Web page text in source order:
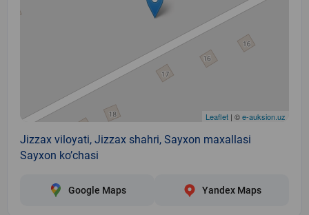
Leaflet | ©e-auksion.uz
Jizzax viloyati, Jizzax shahri, Sayxon maxallasi
Sayxon ko’chasi
Google Maps Yandex Maps